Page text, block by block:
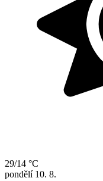
29/14 °C
pondělí 10. 8.